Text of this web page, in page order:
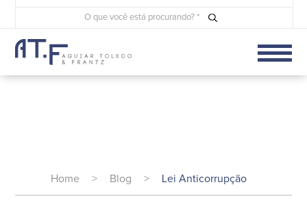
Home > Blog > Lei Anticorrupção